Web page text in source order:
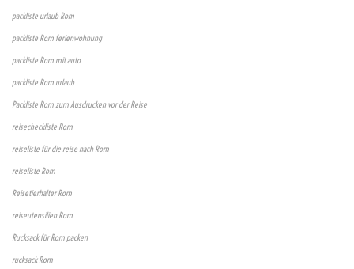
packliste urlaub Rom
packliste Rom ferienwohnung
packliste Rom mit auto
packliste Rom urlaub
Packliste Rom zum Ausdrucken vor der Reise
reisecheckliste Rom
reiseliste für die reise nach Rom
reiseliste Rom
Reisetierhalter Rom
reiseutensilien Rom
Rucksack für Rom packen
rucksack Rom